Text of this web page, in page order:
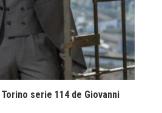
serie 114 de Giovanni